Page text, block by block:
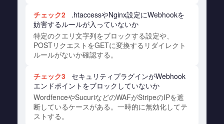
チェック2
.htaccessやNginx設定にWebhookを
妨害するルールが入っていないか
特定のクエリ文字列をブロックする設定や、
POSTリクエストをGETに変換するリダイレクト
ルールがないか確認する。
チェック3
セキュリティプラグインがWebhook
エンドポイントをブロックしていないか
WordfenceやSucuriなどのWAFがStripeのIPを遮
断しているケースがある。一時的に無効化してテ
ストする。